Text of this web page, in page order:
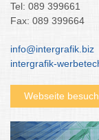
Tel: 089 399661
Fax: 089 399664
info@intergrafik.biz
intergrafik-
Webseite